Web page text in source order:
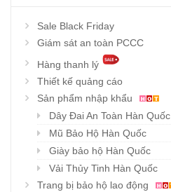
Sale Black Friday
Giám sát an toàn PCCC
Hàng thanh lý
Thiết kế quảng cáo
Sản phẩm nhập khẩu
Dây Đai An Toàn Hàn Quốc
Mũ Bảo Hộ Hàn Quốc
Giày bảo hộ Hàn Quốc
Vải Thủy Tinh Hàn Quốc
Trang bị bảo hộ lao động